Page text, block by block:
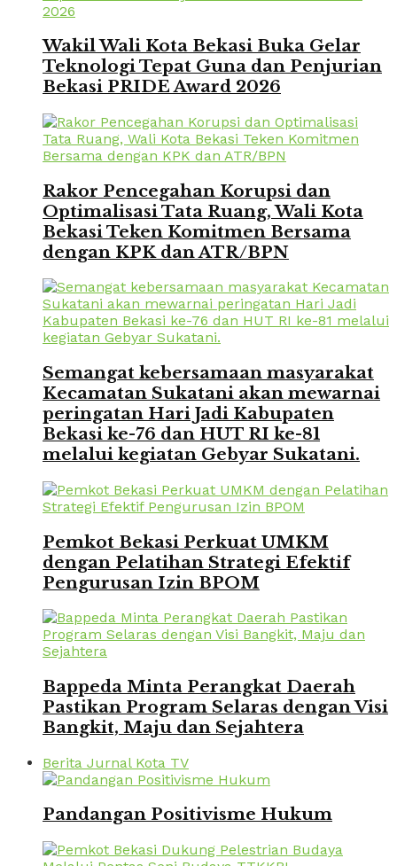
Wakil Wali Kota Bekasi Buka Gelar
Teknologi Tepat Guna dan Penjurian
Bekasi PRIDE Award 2026
Rakor Pencegahan Korupsi dan
Optimalisasi Tata Ruang, Wali Kota
Bekasi Teken Komitmen Bersama
dengan KPK dan ATR/BPN
Semangat kebersamaan masyarakat
Kecamatan Sukatani akan mewarnai
peringatan Hari Jadi Kabupaten
Bekasi ke-76 dan HUT RI ke-81
melalui kegiatan Gebyar Sukatani.
Pemkot Bekasi Perkuat UMKM
dengan Pelatihan Strategi Efektif
Pengurusan Izin BPOM
Bappeda Minta Perangkat Daerah
Pastikan Program Selaras dengan Visi
Bangkit, Maju dan Sejahtera
Berita Jurnal Kota TV
Pandangan Positivisme Hukum